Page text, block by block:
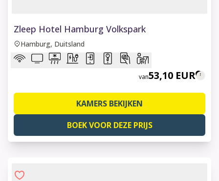
Zleep Hotel Hamburg Volkspark
Hamburg, Duitsland
van53,10 EUR
KAMERS BEKIJKEN
BOEK VOOR DEZE PRIJS